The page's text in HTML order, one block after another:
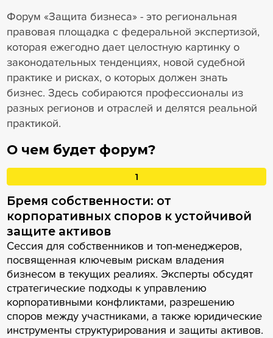
Форум «Защита бизнеса» - это региональная
правовая площадка с федеральной экспертизой,
которая ежегодно дает целостную картинку о
законодательных тенденциях, новой судебной
практике и рисках, о которых должен знать
бизнес. Здесь собираются профессионалы из
разных регионов и отраслей и делятся реальной
практикой.
О чем будет форум?
1
Бремя собственности: от
корпоративных споров к устойчивой
защите активов
Сессия для собственников и топ-менеджеров,
посвященная ключевым рискам владения
бизнесом в текущих реалиях. Эксперты обсудят
стратегические подходы к управлению
корпоративными конфликтами, разрешению
споров между участниками, а также юридические
инструменты структурирования и защиты активов.